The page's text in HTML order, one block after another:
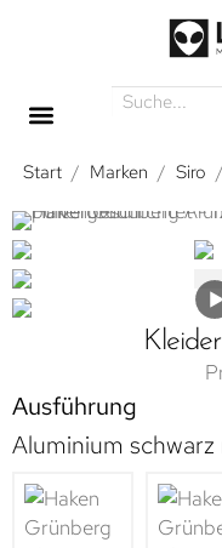
Start / Marken / Siro /
Ausführung
Aluminium